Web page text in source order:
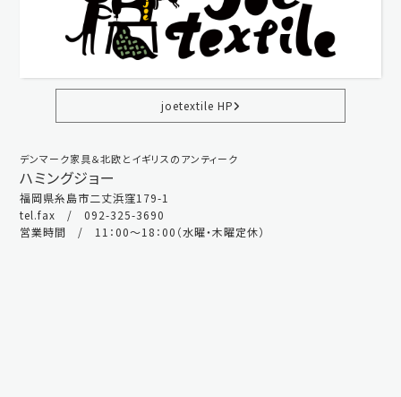
joetextile HP
デンマーク家具＆北欧とイギリスのアンティーク
ハミングジョー
福岡県糸島市二丈浜窪179-1
tel.fax / 092-325-3690
営業時間 / 11：00～18：00（水曜・木曜定休）